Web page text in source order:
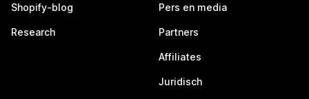
Shopify-blog
Research
Pers en media
Partners
Affiliates
Juridisch